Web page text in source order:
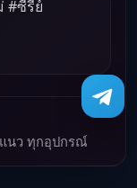
#ซีรีย์
นว ทุกอุปกรณ์